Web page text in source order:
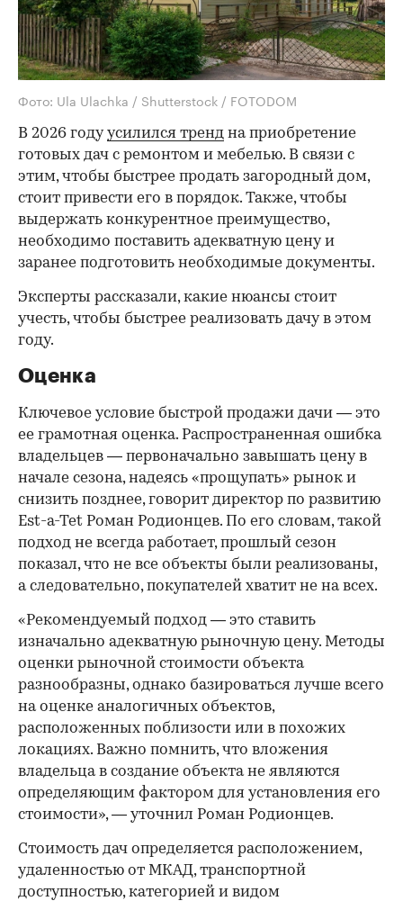
Фото: Ula Ulachka / Shutterstock / FOTODOM
В 2026 годуусилился тренд на приобретение
готовых дач с ремонтом и мебелью. В связи с
этим, чтобы быстрее продать загородный дом,
стоит привести его в порядок. Также, чтобы
выдержать конкурентное преимущество,
необходимо поставить адекватную цену и
заранее подготовить необходимые документы.
Эксперты рассказали, какие нюансы стоит
учесть, чтобы быстрее реализовать дачу в этом
году.
Оценка
Ключевое условие быстрой продажи дачи — это
ее грамотная оценка. Распространенная ошибка
владельцев — первоначально завышать цену в
начале сезона, надеясь «прощупать» рынок и
снизить позднее, говорит директор по развитию
Est-a-Tet Роман Родионцев. По его словам, такой
подход не всегда работает, прошлый сезон
показал, что не все объекты были реализованы,
а следовательно, покупателей хватит не на всех.
«Рекомендуемый подход — это ставить
изначально адекватную рыночную цену. Методы
оценки рыночной стоимости объекта
разнообразны, однако базироваться лучше всего
на оценке аналогичных объектов,
расположенных поблизости или в похожих
локациях. Важно помнить, что вложения
владельца в создание объекта не являются
определяющим фактором для установления его
стоимости», — уточнил Роман Родионцев.
Стоимость дач определяется расположением,
удаленностью от МКАД, транспортной
доступностью, категорией и видом